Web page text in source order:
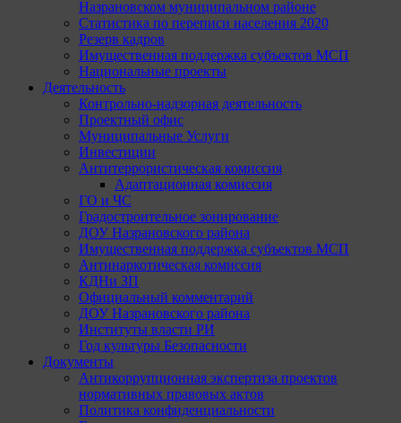
Назрановском муниципальном районе
Статистика по переписи населения 2020
Резерв кадров
Имущественная поддержка субъектов МСП
Национальные проекты
Деятельность
Контрольно-надзорная деятельность
Проектный офис
Муниципальные Услуги
Инвестиции
Антитеррористическая комиссия
Адаптационная комиссия
ГО и ЧС
Градостроительное зонирование
ДОУ Назрановского района
Имущественная поддержка субъектов МСП
Антинаркотическая комиссия
КДНи ЗП
Официальный комментарий
ДОУ Назрановского района
Институты власти РИ
Год культуры Безопасности
Документы
Антикоррупционная экспертиза проектов
нормативных правовых актов
Политика конфиденциальности